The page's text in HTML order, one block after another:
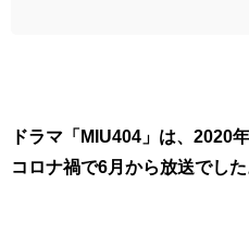
ドラマ「MIU404」は、 2020
コロナ禍で6月から放送でした